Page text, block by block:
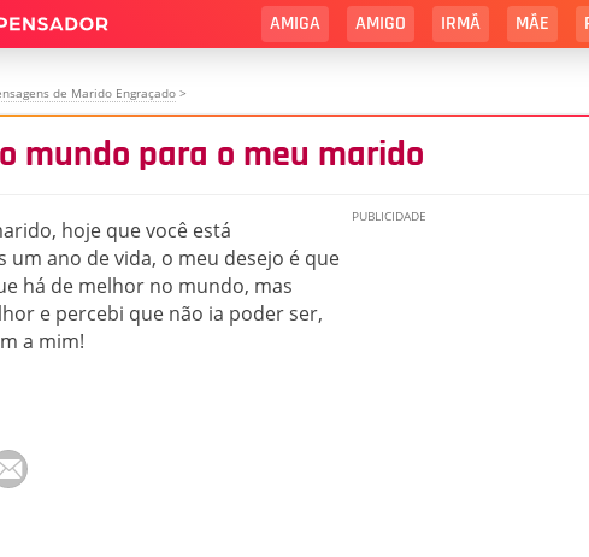
AMIGA AMIGO IRMÃ MÃE
de Marido Engraçado >
mundo para o meu marido
hoje que você está
um ano de vida, o meu desejo é que
há de melhor no mundo, mas
e percebi que não ia poder ser,
a mim!